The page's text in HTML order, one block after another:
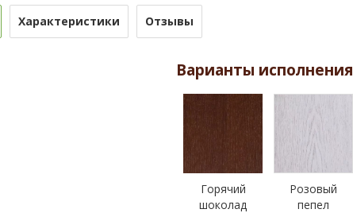
Характеристики Отзывы
Варианты исполнения
Горячий
шоколад
Розовый
пепел